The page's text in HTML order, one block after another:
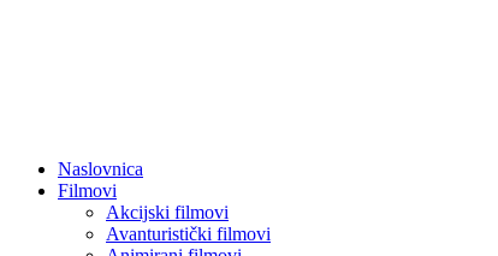
Naslovnica
Filmovi
Akcijski filmovi
Avanturistički filmovi